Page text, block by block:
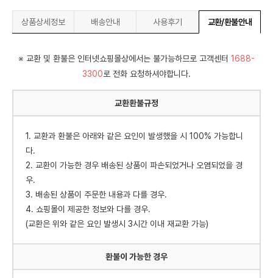
상품상세정보 배송안내 사용후기 교환/환불안내
※ 교환 및 환불은 인터넷쇼핑몰상에서는 불가능하므로 고객센터 1688-
3300로 전화 요청하셔야합니다.
교환환불규정
1. 교환과 환불은 아래와 같은 요인이 발생했을 시 100% 가능합니
다.
2. 교환이 가능한 경우 배송된 상품이 파손되었거나 오염되었을 경
우.
3. 배송된 상품이 주문한 내용과 다를 경우.
4. 쇼핑몰이 제공한 정보와 다를 경우.
(교환은 위와 같은 요인 발생시 3시간 이내 재교환 가능)
환불이 가능한 경우